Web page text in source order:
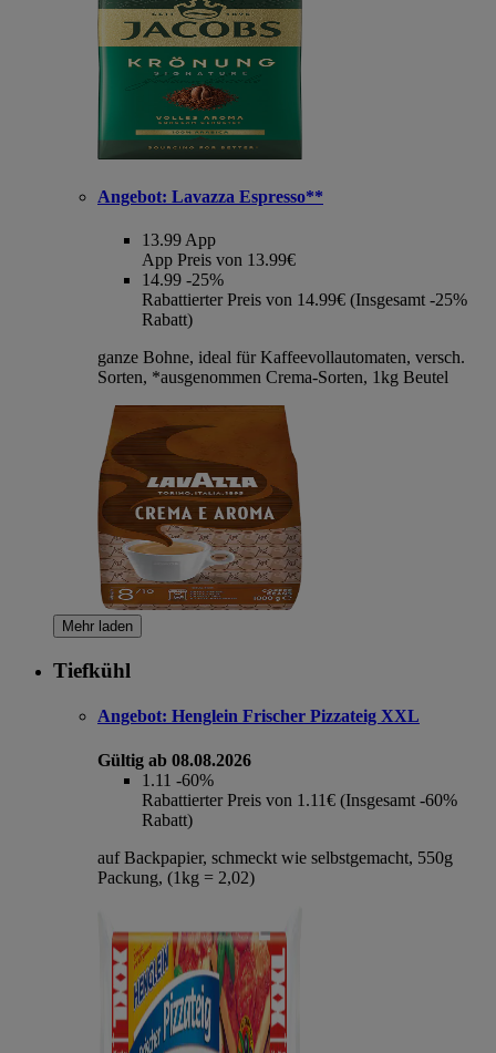
Angebot: Lavazza Espresso**
13.99 App
App Preis von 13.99€
14.99 -25%
Rabattierter Preis von 14.99€ (Insgesamt -25%
Rabatt)
ganze Bohne, ideal für Kaffeevollautomaten, versch.
Sorten, *ausgenommen Crema-Sorten, 1kg Beutel
Mehr laden
Tiefkühl
Angebot: Henglein Frischer Pizzateig XXL
Gültig ab 08.08.2026
1.11 -60%
Rabattierter Preis von 1.11€ (Insgesamt -60%
Rabatt)
auf Backpapier, schmeckt wie selbstgemacht, 550g
Packung, (1kg = 2,02)